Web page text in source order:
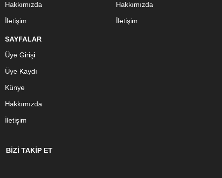
Hakkımızda
İletişim
Hakkımızda
İletişim
SAYFALAR
Üye Girişi
Üye Kaydı
Künye
Hakkımızda
İletişim
BİZİ TAKİP ET